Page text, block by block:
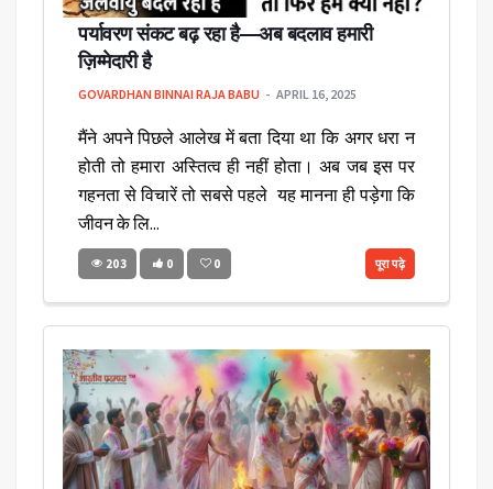
पर्यावरण संकट बढ़ रहा है—अब बदलाव हमारी
ज़िम्मेदारी है
GOVARDHAN BINNAI RAJA BABU APRIL 16, 2025
मैंने अपने पिछले आलेख में बता दिया था कि अगर धरा न
होती तो हमारा अस्तित्व ही नहीं होता। अब जब इस पर
गहनता से विचारें तो सबसे पहले यह मानना ही पड़ेगा कि
जीवन के लि...
203 0 0 पूरा पढ़े